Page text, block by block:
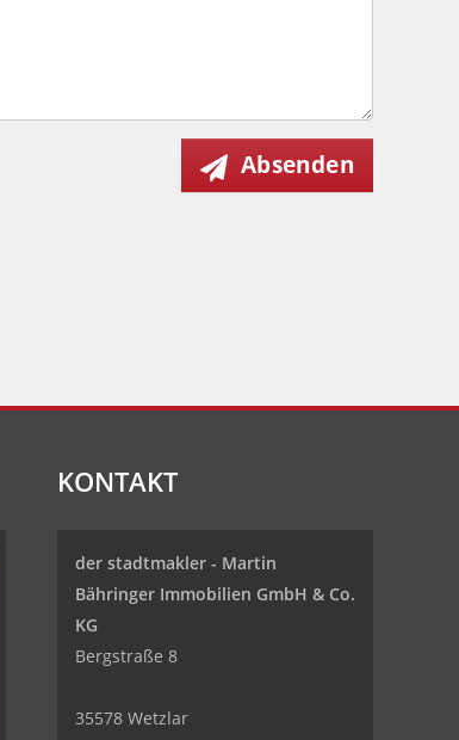
Absenden
KONTAKT
der stadtmakler - Martin
Bähringer Immobilien GmbH & Co.
KG
Bergstraße 8
35578 Wetzlar